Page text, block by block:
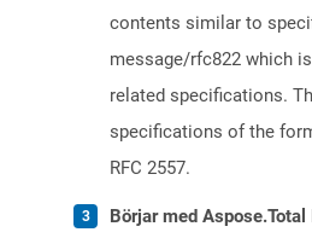
contents similar to
message/rfc822 which
related specifications.
specifications of the
RFC 2557.
Börjar med Aspose.Total